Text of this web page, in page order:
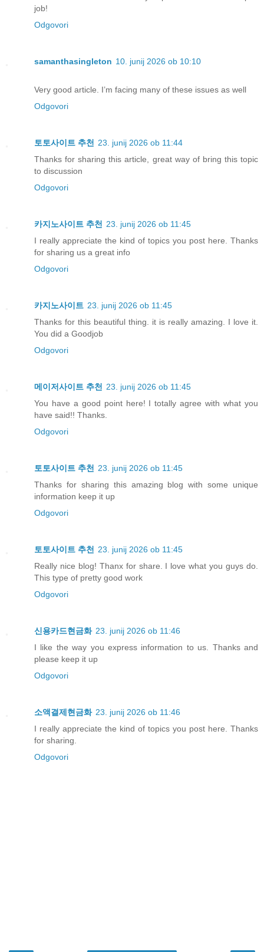
job!
Odgovori
samanthasingleton 10. junij 2026 ob 10:10
Very good article. I’m facing many of these issues as well
Odgovori
토토사이트 추천
23. junij 2026 ob 11:44
Thanks for sharing this article, great way of bring this topic
to discussion
Odgovori
카지노사이트 추천
23. junij 2026 ob 11:45
I really appreciate the kind of topics you post here. Thanks
for sharing us a great info
Odgovori
카지노사이트 23. junij 2026 ob 11:45
Thanks for this beautiful thing. it is really amazing. I love it.
You did a Goodjob
Odgovori
메이저사이트 추천
23. junij 2026 ob 11:45
You have a good point here! I totally agree with what you
have said!! Thanks.
Odgovori
토토사이트 추천
23. junij 2026 ob 11:45
Thanks for sharing this amazing blog with some unique
information keep it up
Odgovori
토토사이트 추천
23. junij 2026 ob 11:45
Really nice blog! Thanx for share. I love what you guys do.
This type of pretty good work
Odgovori
신용카드현금화 23. junij 2026 ob 11:46
I like the way you express information to us. Thanks and
please keep it up
Odgovori
소액결제현금화 23. junij 2026 ob 11:46
I really appreciate the kind of topics you post here. Thanks
for sharing.
Odgovori